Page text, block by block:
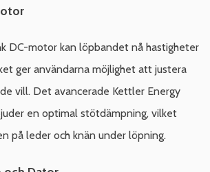
DC-motor kan löpbandet nå hastigheter
ger användarna möjlighet att justera
vill. Det avancerade Kettler Energy
en optimal stötdämpning, vilket
på leder och knän under löpning.